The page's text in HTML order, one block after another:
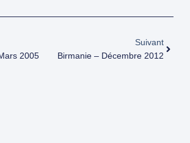
2005
Suivant
Birmanie – Décembre 2012